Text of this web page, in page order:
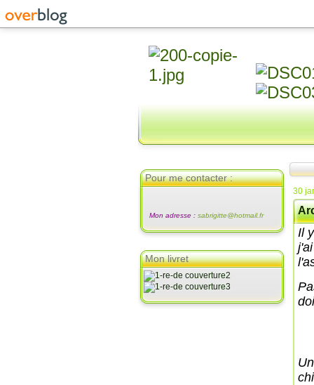
Pour me contacter :
Mon adresse : sabrigitte@hotmail.fr
Mon livret
30
Il